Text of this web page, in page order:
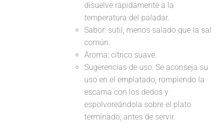
disuelve rápidamente a la
temperatura del paladar.
Sabor: sutil, menos salado que la sal
común.
Aroma: cítrico suave.
Sugerencias de uso: Se aconseja su
uso en el emplatado, rompiendo la
escama con los dedos y
espolvoreándola sobre el plato
terminado, antes de servir.